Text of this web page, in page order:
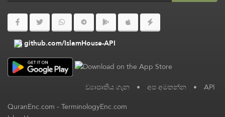
github.com/IslamHouse-API
ව්‍යාපෘතිය ගැන • අප අමතන්න • API
QuranEnc.com-TerminologyEnc.com